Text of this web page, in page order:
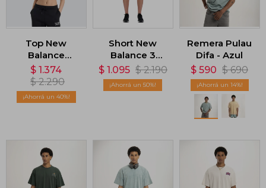
Top New
Balance
Essentials -
Verde
$ 1.374
$ 2.290
40
Short New
Balance 3
INCH - Azul
$ 1.095 $ 2.190
50
Remera Pulau
Difa - Azul
$ 590 $ 690
14